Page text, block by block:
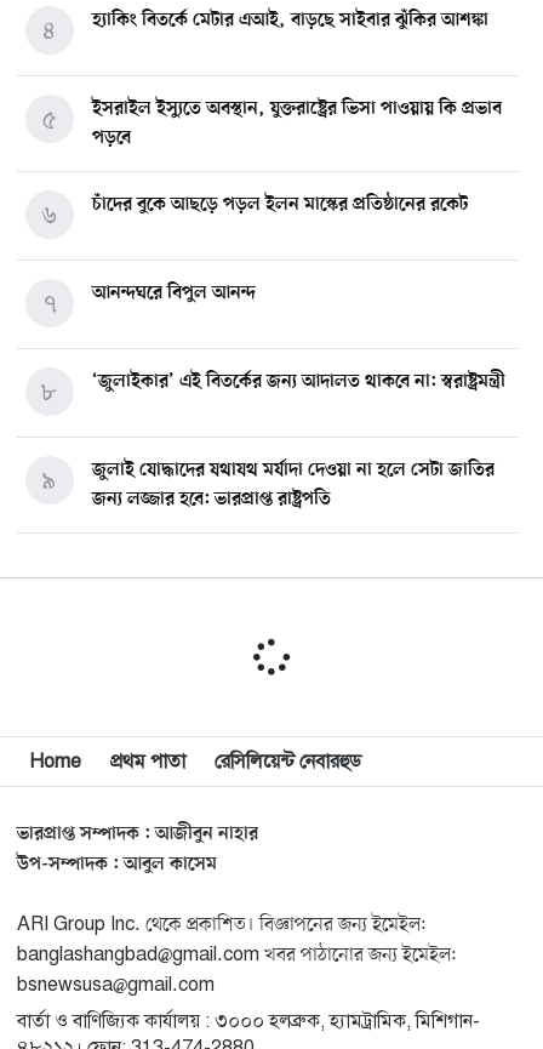
হ্যাকিং বিতর্কে মেটার এআই, বাড়ছে সাইবার ঝুঁকির আশঙ্কা
৪
ইসরাইল ইস্যুতে অবস্থান, যুক্তরাষ্ট্রের ভিসা পাওয়ায় কি প্রভাব
পড়বে
৫
চাঁদের বুকে আছড়ে পড়ল ইলন মাস্কের প্রতিষ্ঠানের রকেট
৬
আনন্দঘরে বিপুল আনন্দ
৭
‘জুলাইকার’ এই বিতর্কের জন্য আদালত থাকবে না: স্বরাষ্ট্রমন্ত্রী
৮
জুলাই যোদ্ধাদের যথাযথ মর্যাদা দেওয়া না হলে সেটা জাতির
জন্য লজ্জার হবে: ভারপ্রাপ্ত রাষ্ট্রপতি
৯
১০
মিশিগানে দক্ষিণ সুরমা ওয়েলফেয়ার অ্যাসোসিয়েশনের
বিশ্বজুড়ে কূটনৈতিক পুনর্বিন্যাস, ৫ অঞ্চলে মিশন বন্ধ করছে
যুক্তরাষ্ট্র
১২
মিশিগানে ফ্রেন্ডস এন্ড ফ্যামিলির বনভোজনে প্রাণের উচ্ছ্বাস
১৩
মিশিগানে ডেমোক্র্যাটদের প্রাইমারিতে আল-সাইয়েদকে হারাতে
কেন এত মরিয়া ইসারায়েলি লবি এআইপ্যাক
১৪
মুনা দাওয়াহ কনফারেন্স ২০২৬ সম্পর্কে প্রেস ব্রিফিং
Home প্রথম পাতা রেসিলিয়েন্ট নেবারহুড
ভারপ্রাপ্ত সম্পাদক : আজীবুন নাহার
উপ-সম্পাদক : আবুল কাসেম
ARI Group Inc. থেকে প্রকাশিত। বিজ্ঞাপনের জন্য ইমেইল:
banglashangbad@gmail.com খবর পাঠানোর জন্য ইমেইল:
bsnewsusa@gmail.com
বার্তা ও বাণিজ্যিক কার্যালয় : ৩০০০ হলব্রুক, হ্যামট্রামিক, মিশিগান-